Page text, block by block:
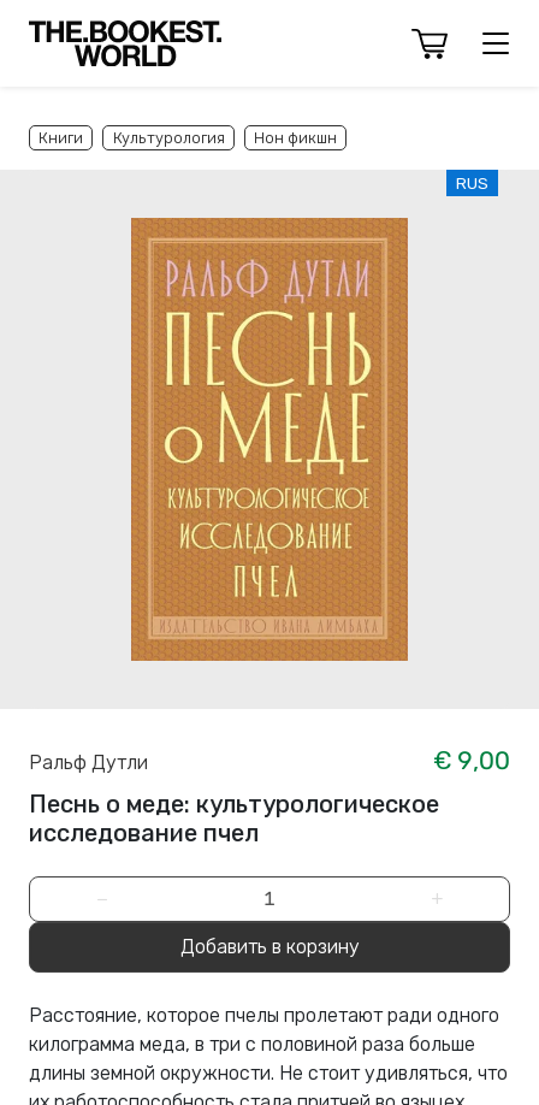
Книги Культурология Нон фикшн
RUS
Ральф Дутли
€ 9,00
Песнь о меде: культурологическое
исследование пчел
− +
Добавить в корзину
Расстояние, которое пчелы пролетают ради одного
килограмма меда, в три с половиной раза больше
длины земной окружности. Не стоит удивляться, что